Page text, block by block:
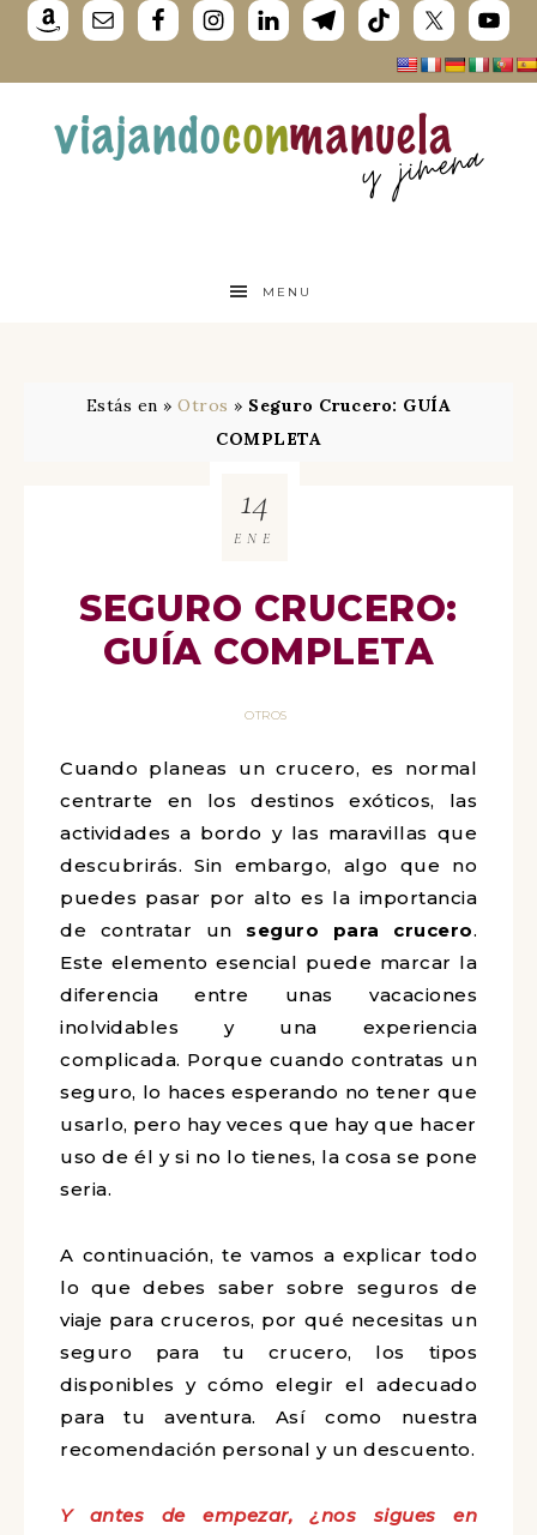
MENU
Estás en »Otros » Seguro Crucero: GUÍA
COMPLETA
SEGURO CRUCERO:
GUÍA COMPLETA
OTROS
14
ENE
Cuando planeas un crucero, es normal
centrarte en los destinos exóticos, las
actividades a bordo y las maravillas que
descubrirás. Sin embargo, algo que no
puedes pasar por alto es la importancia
de contratar un seguro para crucero.
Este elemento esencial puede marcar la
diferencia entre unas vacaciones
inolvidables y una experiencia
complicada. Porque cuando contratas un
seguro, lo haces esperando no tener que
usarlo, pero hay veces que hay que hacer
uso de él y si no lo tienes, la cosa se pone
seria.
A continuación, te vamos a explicar todo
lo que debes saber sobre seguros de
viaje para cruceros, por qué necesitas un
seguro para tu crucero, los tipos
disponibles y cómo elegir el adecuado
para tu aventura. Así como nuestra
recomendación personal y un descuento.
Y antes de empezar, ¿nos sigues en